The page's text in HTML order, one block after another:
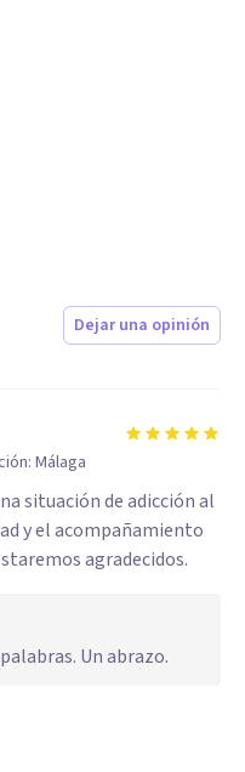
Dejar una opinión
Málaga
situación de adicción al
y el acompañamiento
agradecidos.
Un abrazo.